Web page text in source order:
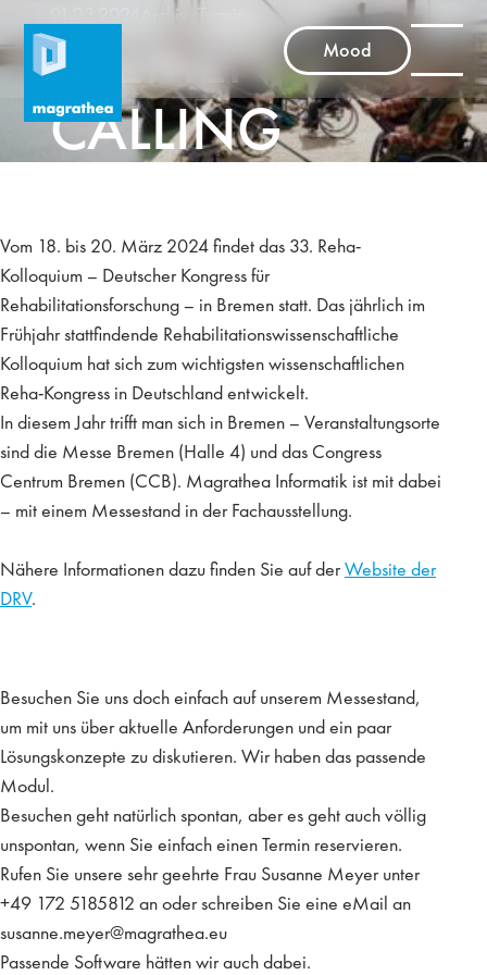
Mood
Archiv Termine
BREMEN
CALLING
Vom 18. bis 20. März 2024 findet das 33. Reha-
Kolloquium – Deutscher Kongress für
Rehabilitationsforschung – in Bremen statt. Das jährlich im
Frühjahr stattfindende Rehabilitationswissenschaftliche
Kolloquium hat sich zum wichtigsten wissenschaftlichen
Reha-Kongress in Deutschland entwickelt.
In diesem Jahr trifft man sich in Bremen – Veranstaltungsorte
sind die Messe Bremen (Halle 4) und das Congress
Centrum Bremen (CCB). Magrathea Informatik ist mit dabei
– mit einem Messestand in der Fachausstellung.
Nähere Informationen dazu finden Sie auf derWebsite der
DRV.
Besuchen Sie uns doch einfach auf unserem Messestand,
um mit uns über aktuelle Anforderungen und ein paar
Lösungskonzepte zu diskutieren. Wir haben das passende
Modul.
Besuchen geht natürlich spontan, aber es geht auch völlig
unspontan, wenn Sie einfach einen Termin reservieren.
Rufen Sie unsere sehr geehrte Frau Susanne Meyer unter
+49 172 5185812 an oder schreiben Sie eine eMail an
susanne.meyer@magrathea.eu
Passende Software hätten wir auch dabei.